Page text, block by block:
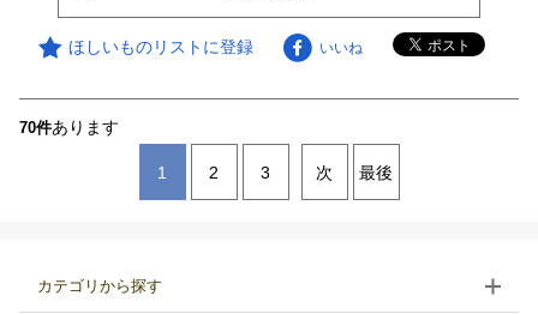
ほしいものリストに登録 いいね
70件あります
1 2 3 次 最後
カテゴリから探す